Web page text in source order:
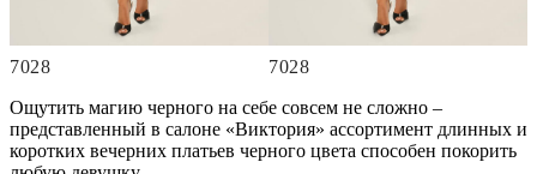
7028
7028
Ощутить магию черного на себе совсем не сложно –
представленный в салоне «Виктория» ассортимент длинных и
коротких вечерних платьев черного цвета способен покорить